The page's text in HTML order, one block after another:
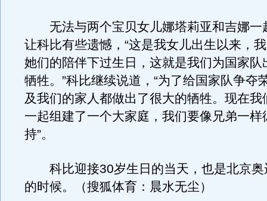
无法与两个宝贝女儿娜塔莉亚和吉娜一
让科比有些遗憾，“这是我女儿出生以来，
她们的陪伴下过生日，这就是我们为国家队
牺牲。”科比继续说道，“为了给国家队争夺
及我们的家人都做出了很大的牺牲。现在我
一起组建了一个大家庭，我们要像兄弟一样
持”。
科比迎接30岁生日的当天，也是北京奥
的时候。（搜狐体育：晨水无尘）